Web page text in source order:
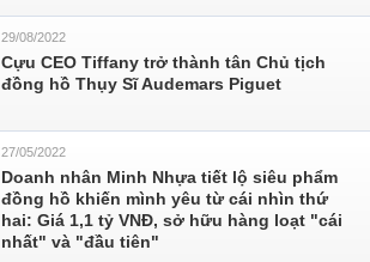
29/08/2022
Cựu CEO Tiffany trở thành tân Chủ tịch
đồng hồ Thụy Sĩ Audemars Piguet
27/05/2022
Doanh nhân Minh Nhựa tiết lộ siêu phẩm
đồng hồ khiến mình yêu từ cái nhìn thứ
hai: Giá 1,1 tỷ VNĐ, sở hữu hàng loạt "cái
nhất" và "đầu tiên"